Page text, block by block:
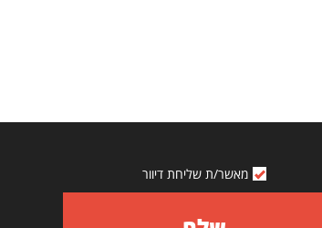
מאשר/ת שליחת דיוור